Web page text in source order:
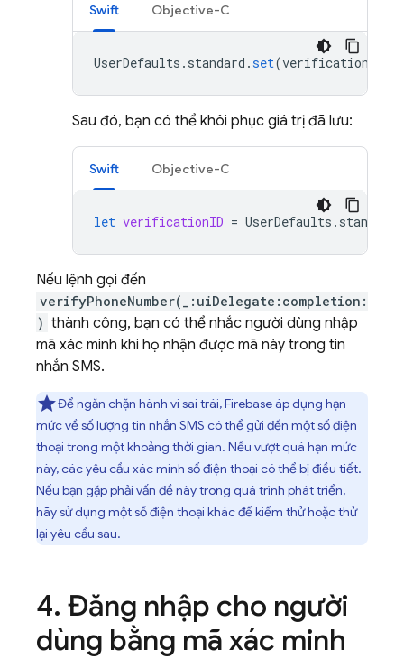
Swift Objective-C
UserDefaults . standard .set(verificationID
Sau đó, bạn có thể khôi phục giá trị đã lưu:
Swift Objective-C
let verificationID = UserDefaults . standard
Nếu lệnh gọi đến
verifyPhoneNumber(_:uiDelegate:completion:
) thành công, bạn có thể nhắc người dùng nhập
mã xác minh khi họ nhận được mã này trong tin
nhắn SMS.
Để ngăn chặn hành vi sai trái, Firebase áp dụng hạn
mức về số lượng tin nhắn SMS có thể gửi đến một số điện
thoại trong một khoảng thời gian. Nếu vượt quá hạn mức
này, các yêu cầu xác minh số điện thoại có thể bị điều tiết.
Nếu bạn gặp phải vấn đề này trong quá trình phát triển,
hãy sử dụng một số điện thoại khác để kiểm thử hoặc thử
lại yêu cầu sau.
Đăng nhập cho người
dùng bằng mã xác minh